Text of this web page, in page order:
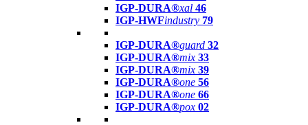
IGP-DURA®xal 46
IGP-HWFindustry 79
IGP-DURA®guard 32
IGP-DURA®mix 33
IGP-DURA®mix 39
IGP-DURA®one 56
IGP-DURA®one 66
IGP-DURA®pox 02